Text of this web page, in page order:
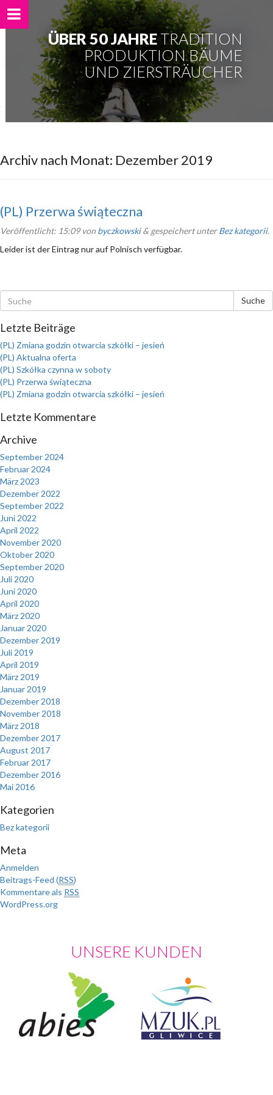
ÜBER 50 JAHRETRADITION
PRODUKTION BÄUME
UND ZIERSTRÄUCHER
Archiv nach Monat: Dezember 2019
(PL) Przerwa świąteczna
Veröffentlicht: 15:09von byczkowski & gespeichert unterBez kategorii.
Leider ist der Eintrag nur auf Polnisch verfügbar.
Suche
Letzte Beiträge
(PL) Zmiana godzin otwarcia szkółki – jesień
(PL) Aktualna oferta
(PL) Szkółka czynna w soboty
(PL) Przerwa świąteczna
(PL) Zmiana godzin otwarcia szkółki – jesień
Letzte Kommentare
Archive
September 2024
Februar 2024
März 2023
Dezember 2022
September 2022
Juni 2022
April 2022
November 2020
Oktober 2020
September 2020
Juli 2020
Juni 2020
April 2020
März 2020
Januar 2020
Dezember 2019
Juli 2019
April 2019
März 2019
Januar 2019
Dezember 2018
November 2018
März 2018
Dezember 2017
August 2017
Februar 2017
Dezember 2016
Mai 2016
Kategorien
Bez kategorii
Meta
Anmelden
Beitrags-Feed (RSS)
Kommentare als RSS
WordPress.org
UNSERE KUNDEN